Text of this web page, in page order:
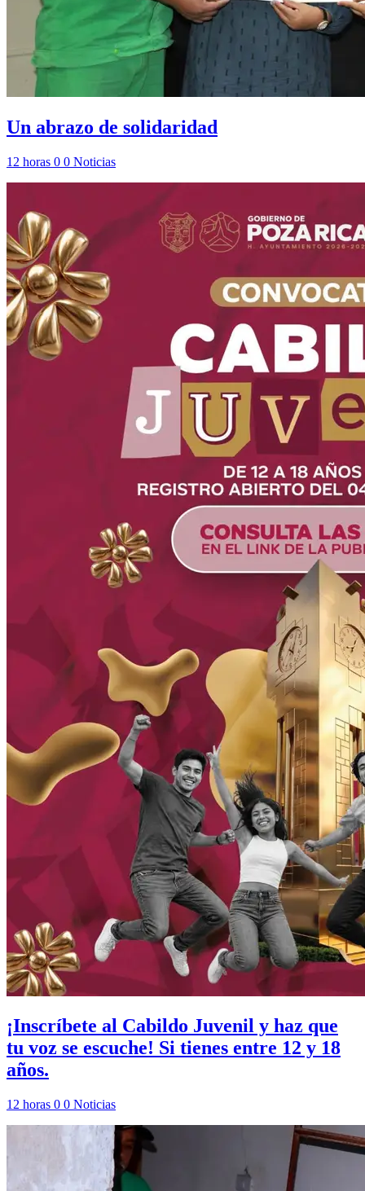
Un abrazo de solidaridad
12 horas 0 0 Noticias
¡Inscríbete al Cabildo Juvenil y haz que
tu voz se escuche! Si tienes entre 12 y 18
años.
12 horas 0 0 Noticias